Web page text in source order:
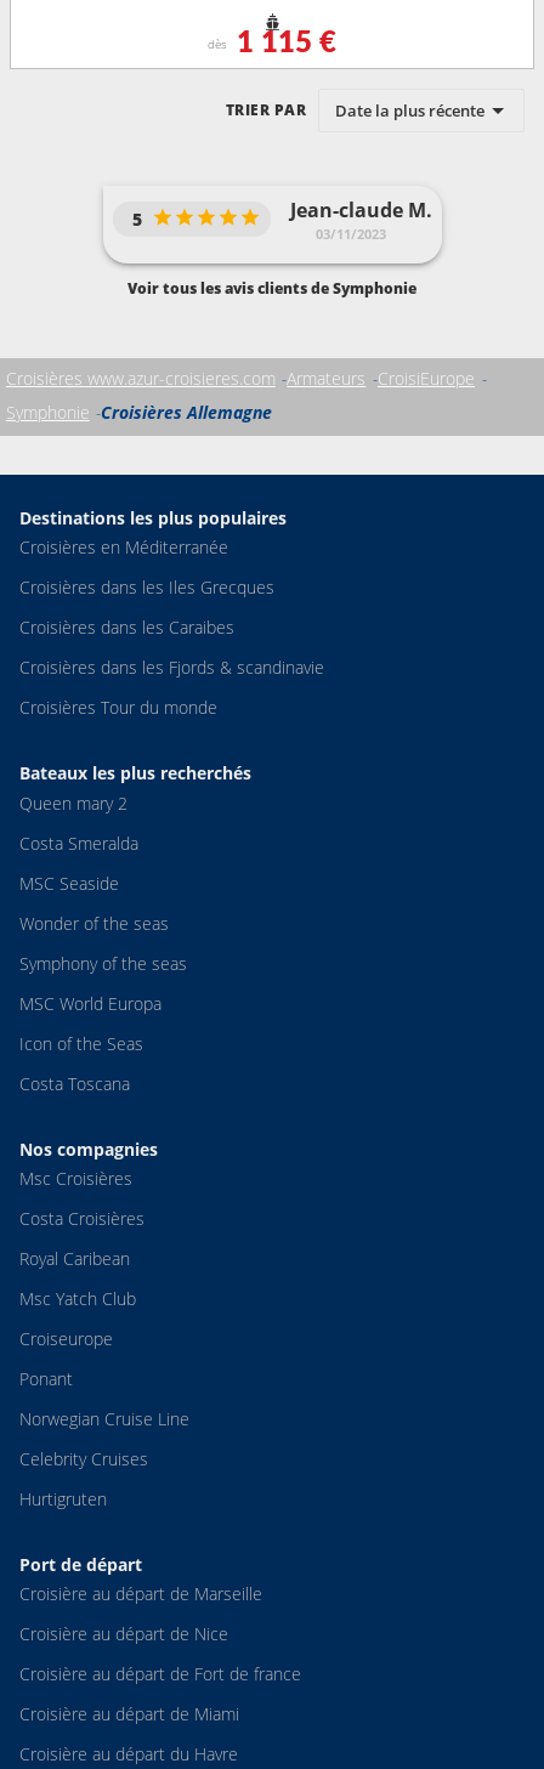
dès 1 115 €
TRIER PAR Date la plus récente
Jean-claude M.
03/11/2023
5
Voir tous les avis clients de Symphonie
Croisières www.azur-croisieres.com Armateurs CroisiEurope
Symphonie Croisières Allemagne
Destinations les plus populaires
Croisières en Méditerranée
Croisières dans les Iles Grecques
Croisières dans les Caraibes
Croisières dans les Fjords & scandinavie
Croisières Tour du monde
Bateaux les plus recherchés
Queen mary 2
Costa Smeralda
MSC Seaside
Wonder of the seas
Symphony of the seas
MSC World Europa
Icon of the Seas
Costa Toscana
Nos compagnies
Msc Croisières
Costa Croisières
Royal Caribean
Msc Yatch Club
Croiseurope
Ponant
Norwegian Cruise Line
Celebrity Cruises
Hurtigruten
Port de départ
Croisière au départ de Marseille
Croisière au départ de Nice
Croisière au départ de Fort de france
Croisière au départ de Miami
Croisière au départ du Havre